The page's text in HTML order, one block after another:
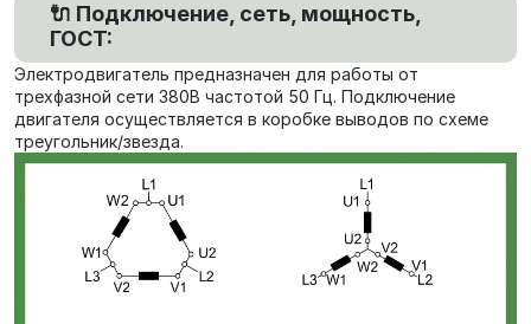
🔌 Подключение, сеть, мощность,
ГОСТ:
Электродвигатель предназначен для работы от
трехфазной сети 380В частотой 50 Гц. Подключение
двигателя осуществляется в коробке выводов по схеме
треугольник/звезда.